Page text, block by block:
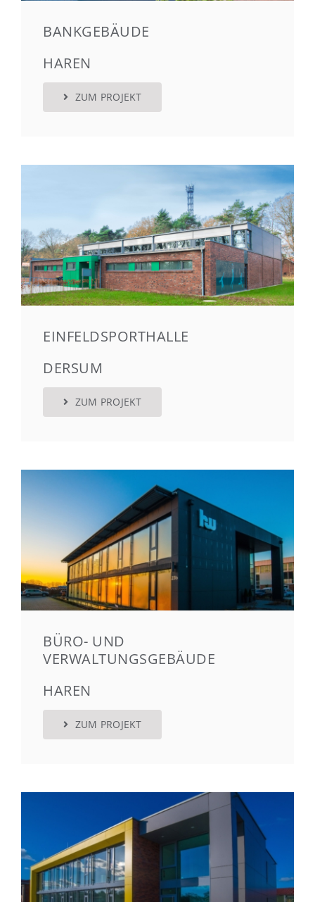
BANKGEBÄUDE
HAREN
ZUM PROJEKT
EINFELDSPORTHALLE
DERSUM
ZUM PROJEKT
BÜRO- UND
VERWALTUNGSGEBÄUDE
HAREN
ZUM PROJEKT